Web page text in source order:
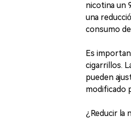
nicotina un
una
consumo
Es
cigarrillos.
pueden
modificado
¿Reducir la